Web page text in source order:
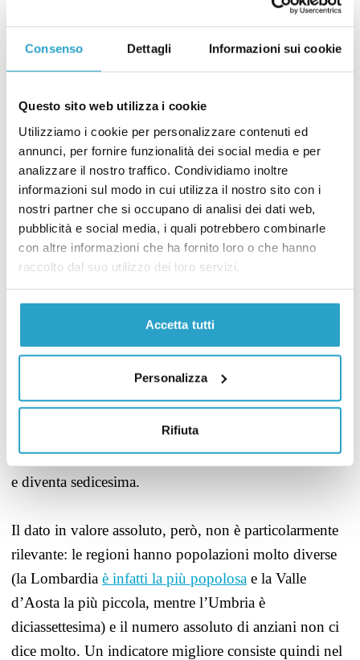
Consenso Dettagli Informazioni sui cookie
Questo sito web utilizza i cookie
Utilizziamo i cookie per personalizzare contenuti ed
annunci, per fornire funzionalità dei social media e per
analizzare il nostro traffico. Condividiamo inoltre
informazioni sul modo in cui utilizza il nostro sito con i
nostri partner che si occupano di analisi dei dati web,
pubblicità e social media, i quali potrebbero combinarle
con altre informazioni che ha fornito loro o che hanno
raccolto dal suo utilizzo dei loro servizi.
Accetta tutti
Personalizza
Rifiuta
includegeneralmente in questa categoria le persone
con più di 65 anni, ma nell’intervista Teseisembra
riferirsialla fascia d’età dai 70 anni in su. Nella nostra
Esistono diversi parametri che possiamo utilizzare per
decidere quale sia la regione «con più anziani in
Italia». Il primo è, prevedibilmente, il numero totale di
persone over 65 o over 70 che risiedono nelle 20
regioni.
assoluti (2,2 milioni), mentre l’ultima è la Valle
d’Aosta (30 mila). In questa classifica l’Umbria è
diciassettesima con circa 226 mila residenti di età
superiore ai 65 anni. Per gli over 70, che in Umbria
sono circa 174 mila, la regione acquista una posizione
e diventa sedicesima.
Il dato in valore assoluto, però, non è particolarmente
rilevante: le regioni hanno popolazioni molto diverse
(la Lombardia è infatti la più popolosa e la Valle
d’Aosta la più piccola, mentre l’Umbria è
diciassettesima) e il numero assoluto di anziani non ci
dice molto. Un indicatore migliore consiste quindi nel